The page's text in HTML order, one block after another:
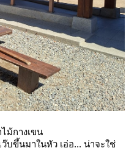
ม้กางเขน
ขึ้นมาในหัว เอ่อ... น่าจะใช่